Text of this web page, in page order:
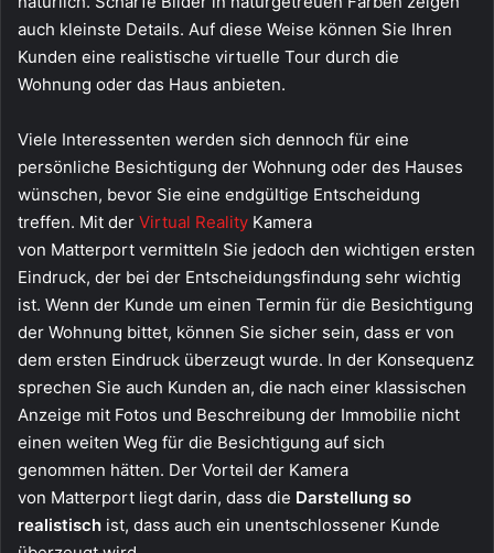
auch kleinste Details. Auf diese Weise können Sie Ihren
Kunden eine realistische virtuelle Tour durch die
Wohnung oder das Haus anbieten.
Viele Interessenten werden sich dennoch für eine
persönliche Besichtigung der Wohnung oder des Hauses
wünschen, bevor Sie eine endgültige Entscheidung
treffen. Mit der Virtual Reality Kamera
von Matterport vermitteln Sie jedoch den wichtigen ersten
Eindruck, der bei der Entscheidungsfindung sehr wichtig
ist. Wenn der Kunde um einen Termin für die Besichtigung
der Wohnung bittet, können Sie sicher sein, dass er von
dem ersten Eindruck überzeugt wurde. In der Konsequenz
sprechen Sie auch Kunden an, die nach einer klassischen
Anzeige mit Fotos und Beschreibung der Immobilie nicht
einen weiten Weg für die Besichtigung auf sich
genommen hätten. Der Vorteil der Kamera
von Matterport liegt darin, dass die Darstellung so
realistisch ist, dass auch ein unentschlossener Kunde